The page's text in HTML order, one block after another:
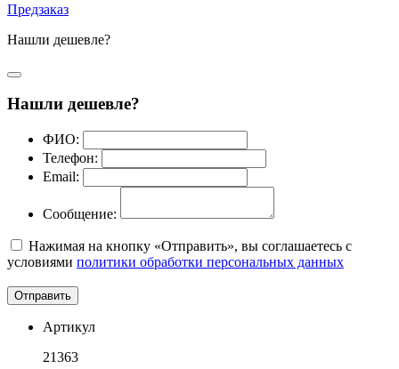
Предзаказ
Нашли дешевле?
Нашли дешевле?
ФИО:
Телефон:
Email:
Сообщение:
Нажимая на кнопку «Отправить», вы соглашаетесь с
условиями политики обработки персональных данных
Отправить
Артикул
21363